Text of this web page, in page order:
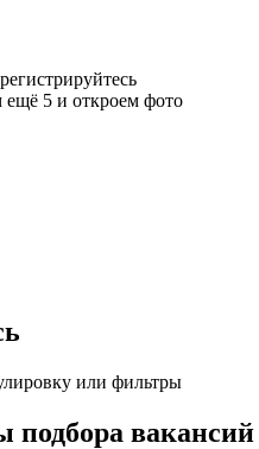
ещё 5 и откроем фото
или фильтры
вакансий